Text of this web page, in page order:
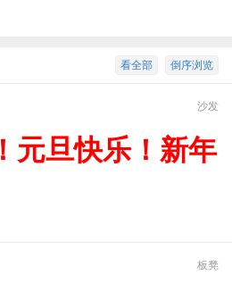
倒序浏览
看全部
沙发
元旦快乐！新年
板凳